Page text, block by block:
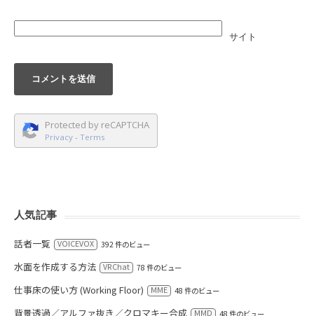
サイト
Protected by reCAPTCHA
Privacy - Terms
人気記事
話者一覧 VOICEVOX 392 件のビュー
水面を作成する方法 VRChat 78 件のビュー
仕事床の使い方 (Working Floor) MME 48 件のビュー
背景透過／アルファ抜き／クロマキー合成 MMD 48 件のビュー